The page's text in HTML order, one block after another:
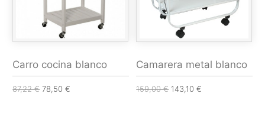
Carro cocina blanco
87,22 € 78,50 €
Camarera metal blanco
159,00 € 143,10 €